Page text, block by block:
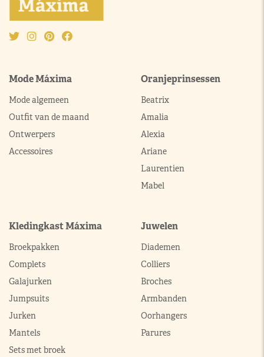
Mode Máxima
Mode algemeen
Outfit van de maand
Ontwerpers
Accessoires
Oranjeprinsessen
Beatrix
Amalia
Alexia
Ariane
Laurentien
Mabel
Kledingkast Máxima
Broekpakken
Complets
Galajurken
Jumpsuits
Jurken
Mantels
Sets met broek
Juwelen
Diademen
Colliers
Broches
Armbanden
Oorhangers
Parures